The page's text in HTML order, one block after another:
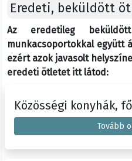
Eredeti, beküldött
Az eredetileg
munkacsoportokkal együtt
ezért azok javasolt
eredeti ötletet itt látod:
Közösségi konyhák,
Tovább